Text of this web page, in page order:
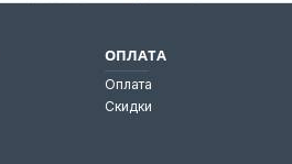
ОПЛАТА
Оплата
Скидки